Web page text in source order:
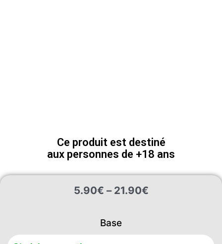
Ce produit est destiné
aux personnes de +18 ans
5.90€ – 21.90€
Plage
5.90€
à
Base